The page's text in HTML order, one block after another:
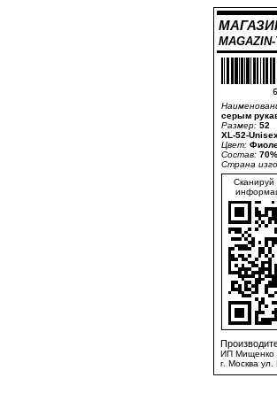
серым
Размер: 52
XL-52-
Цвет:
Состав:
Страна
Сканируй
ИП Мищенко
г. Москва